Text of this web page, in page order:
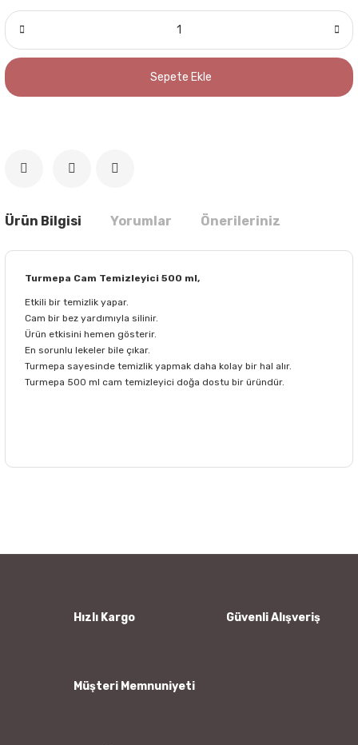
Sepete Ekle
Ürün Bilgisi Yorumlar Önerileriniz
Turmepa Cam Temizleyici 500 ml,
Etkili bir temizlik yapar.
Cam bir bez yardımıyla silinir.
Ürün etkisini hemen gösterir.
En sorunlu lekeler bile çıkar.
Turmepa sayesinde temizlik yapmak daha kolay bir hal alır.
Turmepa 500 ml cam temizleyici doğa dostu bir üründür.
Ürün bilgilerinde hatalar bulunuyor.
Hızlı Kargo Güvenli Alışveriş
Müşteri Memnuniyeti